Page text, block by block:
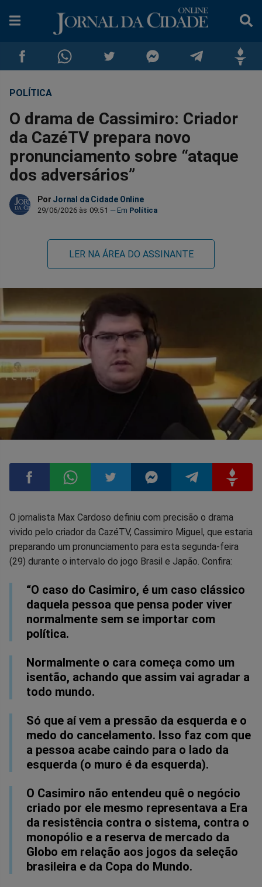
Compartilhar
no
Facebook
Compartilhar
no
Whatsapp
no
Twitter
no
Messenger
no
Telegram
no
Gettr
POLÍTICA
O drama de Cassimiro: Criador
da CazéTV prepara novo
pronunciamento sobre “ataque
dos adversários”
Por Jornal da Cidade Online
29/06/2026 às 09:51 Política
LER NA ÁREA DO ASSINANTE
Compartilhar
no
Compartilhar
no
Compartilhar
no
Compartilhar
no
Compartilhar
no
no
O jornalista Max Cardoso definiu com precisão o drama
vivido pelo criador da CazéTV, Cassimiro Miguel, que estaria
preparando um pronunciamento para esta segunda-feira
(29) durante o intervalo do jogo Brasil e Japão. Confira:
“O caso do Casimiro, é um caso clássico
daquela pessoa que pensa poder viver
normalmente sem se importar com
política.
Normalmente o cara começa como um
isentão, achando que assim vai agradar a
todo mundo.
Só que aí vem a pressão da esquerda e o
medo do cancelamento. Isso faz com que
a pessoa acabe caindo para o lado da
esquerda (o muro é da esquerda).
O Casimiro não entendeu quê o negócio
criado por ele mesmo representava a Era
da resistência contra o sistema, contra o
monopólio e a reserva de mercado da
Globo em relação aos jogos da seleção
brasileira e da Copa do Mundo.